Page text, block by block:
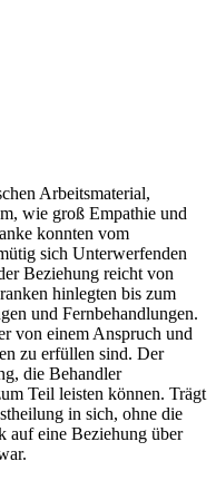
Arbeitsmaterial,
wie groß Empathie und
konnten vom
sich Unterwerfenden
Beziehung reicht von
hinlegten bis zum
und Fernbehandlungen.
von einem Anspruch und
zu erfüllen sind. Der
die Behandler
Teil leisten können. Trägt
in sich, ohne die
auf eine Beziehung über